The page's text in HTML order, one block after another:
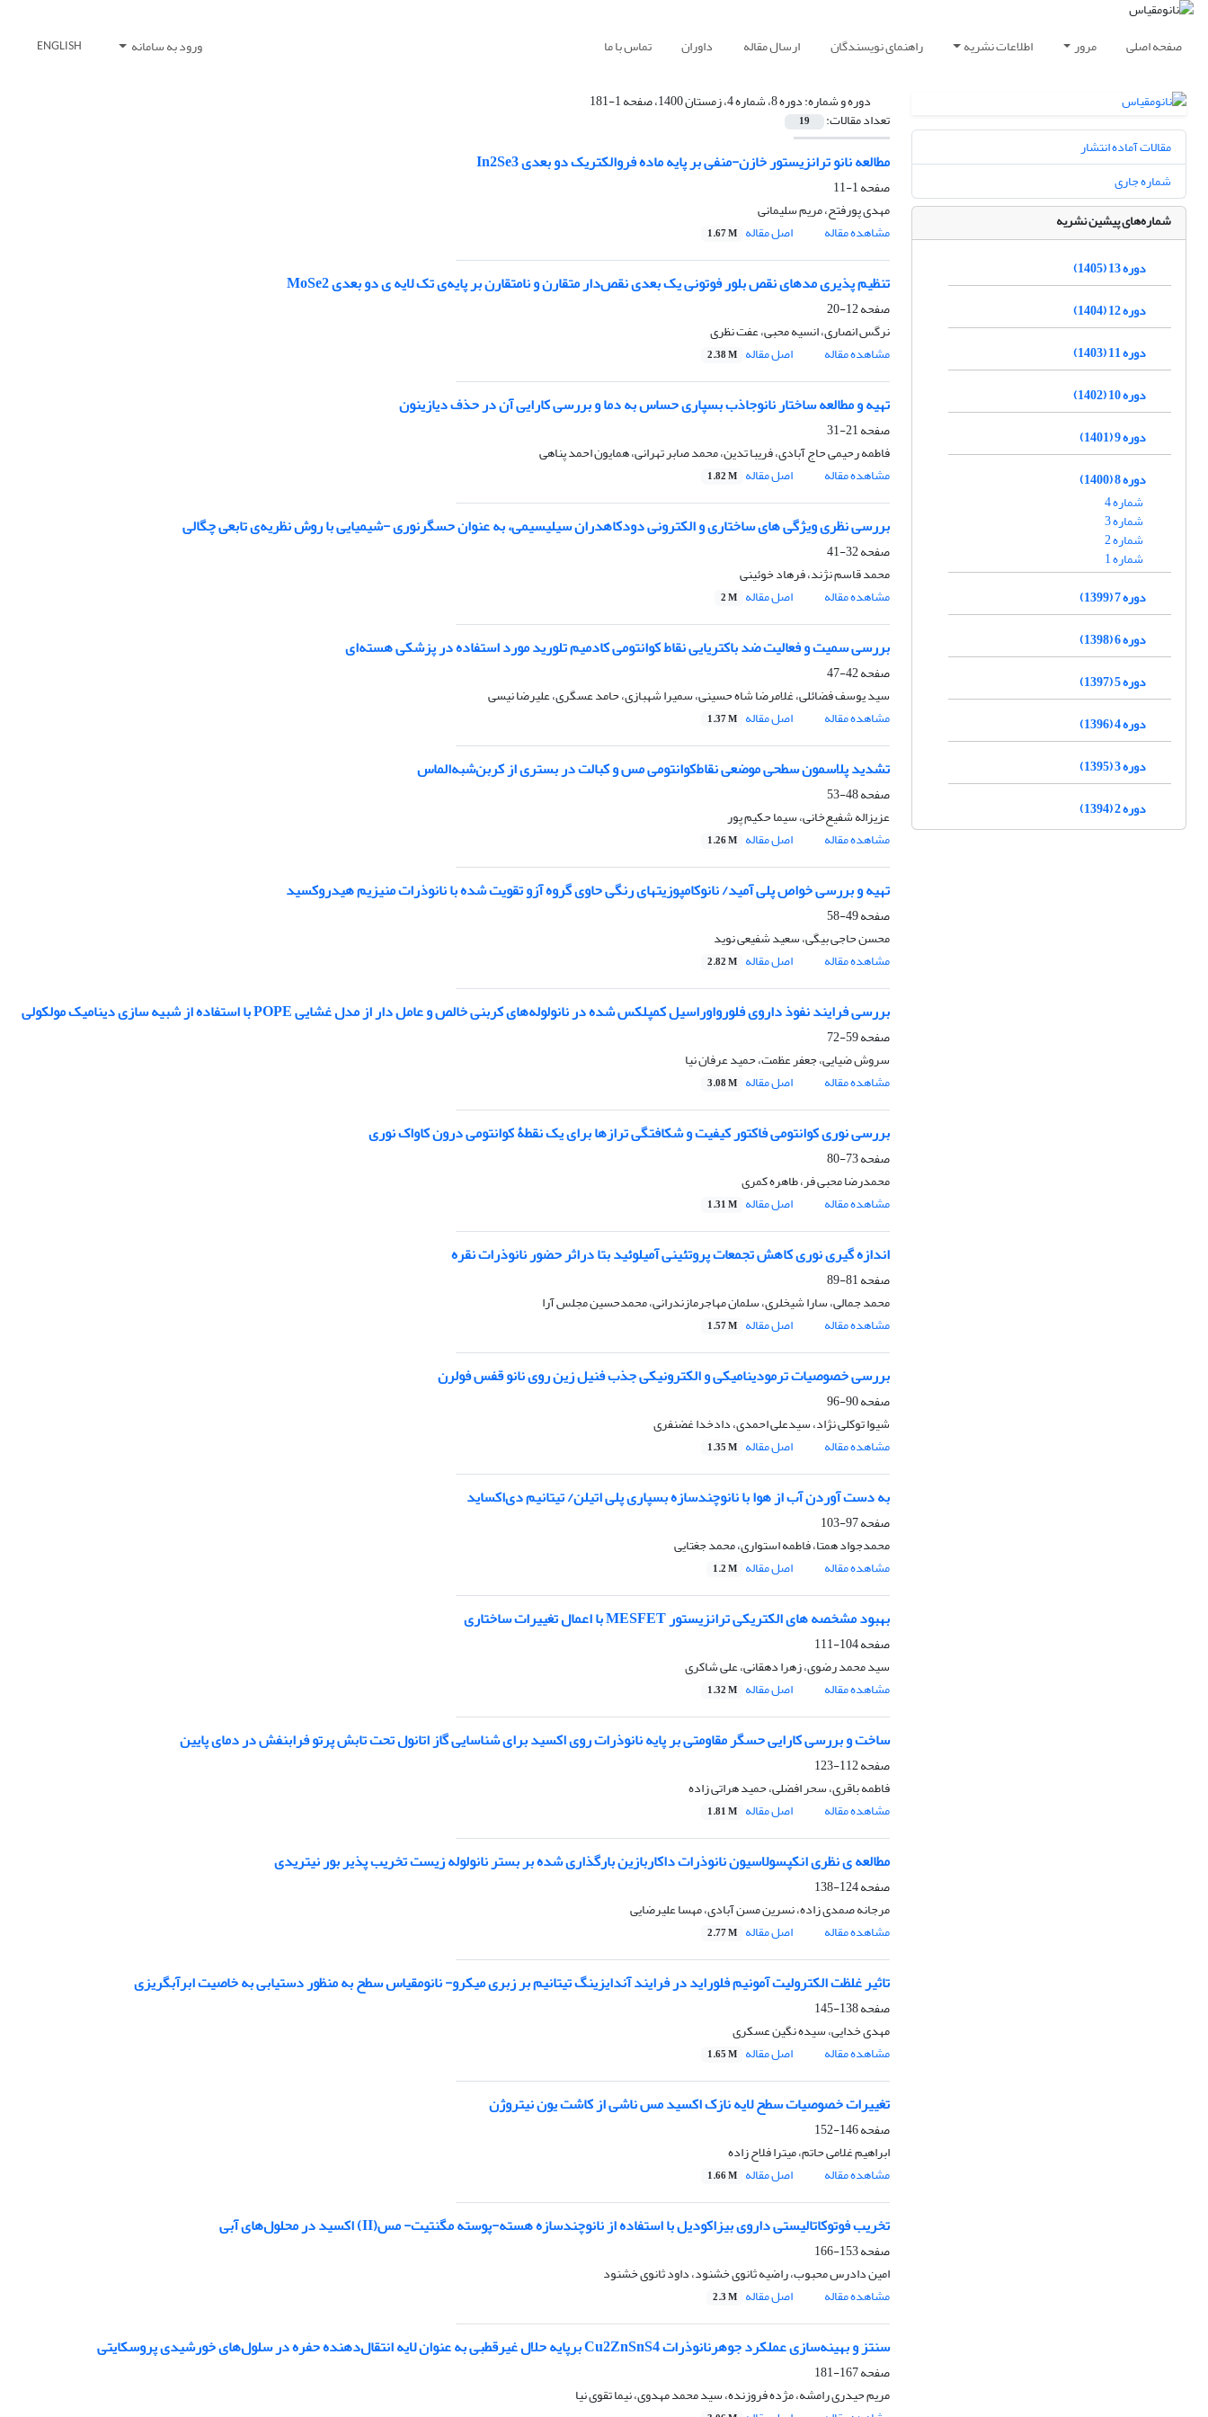
صفحه اصلی مرور اطلاعات نشریه راهنمای نویسندگان ارسال مقاله داوران تماس با ما ورود به سامانه ENGLISH
دوره و شماره:دوره 8، شماره 4، زمستان 1400، صفحه 1-181
تعداد مقالات: 19
مطالعه نانو ترانزیستور خازن-منفی بر پایه ماده فروالکتریک دو بعدی In2Se3
صفحه1-11
مهدی پورفتح، مریم سلیمانی
مشاهده مقاله
اصل مقاله 1.67 M
تنظیم پذیری مدهای نقص بلور فوتونی یک بعدی نقص‌دار متقارن و نامتقارن بر پایه‌ی تک لایه ی دو بعدی MoSe2
صفحه12-20
نرگس انصاری، انسیه محبی، عفت نظری
مشاهده مقاله
اصل مقاله 2.38 M
تهیه و مطالعه ساختار نانو‌جاذب بسپاری حساس به دما و بررسی کارایی آن در حذف دیازینون
صفحه21-31
فاطمه رحیمی حاج آبادی، فریبا تدین، محمد صابر تهرانی، همایون احمد پناهی
مشاهده مقاله
اصل مقاله 1.82 M
بررسی نظری ویژگی های ساختاری و الکترونی دودکاهدران سیلیسیمی، به عنوان حسگرنوری -شیمیایی با روش نظریه‌ی تابعی چگالی
صفحه32-41
محمد قاسم نژند، فرهاد خوئینی
مشاهده مقاله
اصل مقاله 2 M
بررسی سمیت و فعالیت ضد باکتریایی نقاط کوانتومی کادمیم تلورید مورد استفاده در پزشکی هسته‌ای
صفحه42-47
سید یوسف فضائلی، غلامرضا شاه حسینی، سمیرا شهبازی، حامد عسگری، علیرضا نیسی
مشاهده مقاله
اصل مقاله 1.37 M
تشدید پلاسمون ‌سطحی ‌موضعی نقاط‌کوانتومی مس و کبالت در بستری از کربن‌شبه‌الماس
صفحه48-53
عزیزاله شفیع‌خانی، سیما حکیم پور
مشاهده مقاله
اصل مقاله 1.26 M
تهیه و بررسی خواص پلی آمید/ نانوکامپوزیتهای رنگی حاوی گروه آزو تقویت شده با نانوذرات منیزیم هیدروکسید
صفحه49-58
محسن حاجی بیگی، سعید شفیعی نوید
مشاهده مقاله
اصل مقاله 2.82 M
بررسی فرایند نفوذ داروی فلورواوراسیل کمپلکس شده در نانولوله‌های کربنی خالص و عامل دار از مدل غشایی POPE با استفاده از شبیه سازی دینامیک مولکولی
صفحه59-72
سروش ضیایی، جعفر عظمت، حمید عرفان نیا
مشاهده مقاله
اصل مقاله 3.08 M
بررسی نوری کوانتومی فاکتور کیفیت و شکافتگی ترازها برای یک نقطۀ کوانتومی درون کاواک نوری
صفحه73-80
محمدرضا محبی فر، طاهره کمری
مشاهده مقاله
اصل مقاله 1.31 M
اندازه گیری نوری کاهش تجمعات پروتئینی آمیلوئید بتا دراثر حضور نانوذرات نقره
صفحه81-89
محمد جمالی، سارا شیخلری، سلمان مهاجرمازندرانی، محمدحسین مجلس آرا
مشاهده مقاله
اصل مقاله 1.57 M
بررسی خصوصیات ترمودینامیکی و الکترونیکی جذب فنیل زین روی نانو قفس فولرن
صفحه90-96
شیوا توکلی نژاد، سیدعلی احمدی، دادخدا غضنفری
مشاهده مقاله
اصل مقاله 1.35 M
به دست آوردن آب از هوا با نانوچندسازه بسپاری پلی اتیلن/ تیتانیم دی‌اکساید
صفحه97-103
محمدجواد همتا، فاطمه استواری، محمد جغتایی
مشاهده مقاله
اصل مقاله 1.2 M
بهبود مشخصه های الکتریکی ترانزیستور MESFET با اعمال تغییرات ساختاری
صفحه104-111
سید محمد رضوی، زهرا دهقانی، علی شاکری
مشاهده مقاله
اصل مقاله 1.32 M
ساخت و بررسی کارایی حسگر مقاومتی بر پایه نانوذرات روی اکسید برای شناسایی گاز اتانول تحت تابش پرتو فرابنفش در دمای پایین
صفحه112-123
فاطمه باقری، سحر افضلی، حمید هراتی زاده
مشاهده مقاله
اصل مقاله 1.81 M
مطالعه ی نظری انکپسولاسیون نانوذرات داکاربازین بارگذاری شده بر بستر نانولوله زیست تخریب پذیر بور نیتریدی
صفحه124-138
مرجانه صمدی زاده، نسرین مسن آبادی، مهسا علیرضایی
مشاهده مقاله
اصل مقاله 2.77 M
تاثیر غلظت الکترولیت آمونیم فلوراید در فرایند آندایزینگ تیتانیم بر زبری میکرو- نانومقیاس سطح به منظور دستیابی به خاصیت ابرآبگریزی
صفحه138-145
مهدی خدایی، سیده نگین عسکری
مشاهده مقاله
اصل مقاله 1.65 M
تغییرات خصوصیات سطح لایه نازک اکسید مس ناشی از کاشت یون نیتروژن
صفحه146-152
ابراهیم غلامی حاتم، میترا فلاح زاده
مشاهده مقاله
اصل مقاله 1.66 M
تخریب فوتوکاتالیستی داروی بیزاکودیل با استفاده از نانوچندسازه هسته-پوسته مگنتیت- مس(II) اکسید در محلول‌های آبی
صفحه153-166
امین دادرس محبوب، راضیه ثانوی خشنود، داود ثانوی خشنود
مشاهده مقاله
اصل مقاله 2.3 M
سنتز و بهینه‌سازی عملکرد جوهرنانوذرات Cu2ZnSnS4 برپایه حلال غیرقطبی به عنوان لایه انتقال‌دهنده حفره در سلول‌های خورشیدی پروسکایتی
صفحه167-181
مریم حیدری رامشه، مژده فروزنده، سید محمد مهدوی، نیما تقوی نیا
مقالات آماده انتشار
شماره جاری
شماره‌های پیشین نشریه
دوره 13 (1405)
دوره 12 (1404)
دوره 11 (1403)
دوره 10 (1402)
دوره 9 (1401)
دوره 8 (1400)
شماره 4
شماره 3
شماره 2
شماره 1
دوره 7 (1399)
دوره 6 (1398)
دوره 5 (1397)
دوره 4 (1396)
دوره 3 (1395)
دوره 2 (1394)